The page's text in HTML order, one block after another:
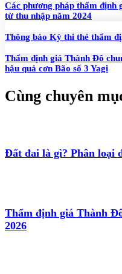
Các phương pháp thẩm định
từ thu nhập năm 2024
Thông báo Kỳ thi thẻ thẩm
Thẩm định giá Thành Đô
hậu quả cơn Bão số 3 Yagi
Cùng chuyên
Đất đai là gì? Phân loại
Thẩm định giá Thành
2026